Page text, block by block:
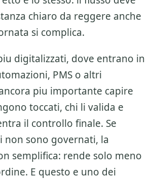
chiaro da reggere anche
si complica.
digitalizzati, dove entrano in
PMS o altri
piu importante capire
toccati, chi li valida e
il controllo finale. Se
non sono governati, la
semplifica: rende solo meno
E questo e uno dei